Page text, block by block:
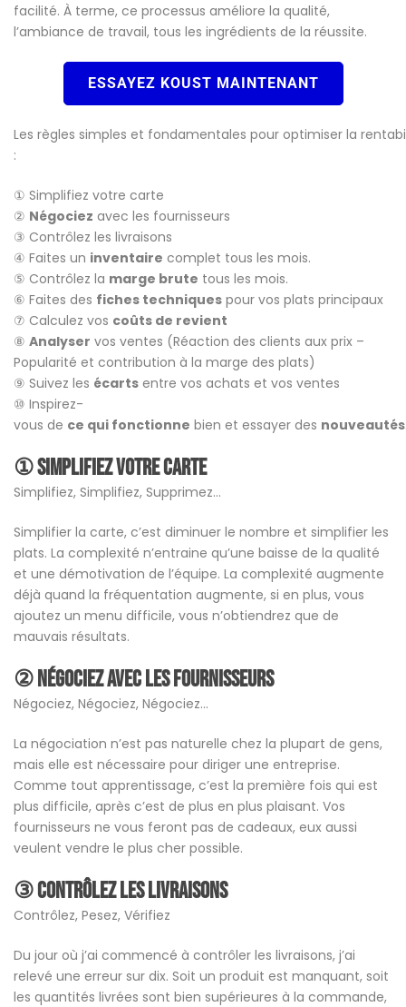
facilité. À terme, ce processus améliore la qualité,
l’ambiance de travail, tous les ingrédients de la réussite.
ESSAYEZ KOUST MAINTENANT
Les règles simples et fondamentales pour optimiser la
:
① Simplifiez votre carte
② Négociez avec les fournisseurs
③ Contrôlez les livraisons
④ Faites un inventaire complet tous les mois.
⑤ Contrôlez la marge brute tous les mois.
⑥ Faites des fiches techniques pour vos plats principaux
⑦ Calculez vos coûts de revient
⑧ Analyser vos ventes (Réaction des clients aux prix –
Popularité et contribution à la marge des plats)
⑨ Suivez les écarts entre vos achats et vos ventes
⑩ Inspirez-
vous de ce qui fonctionne bien et essayer des nouveautés
① Simplifiez votre carte
Simplifiez, Simplifiez, Supprimez…
Simplifier la carte, c’est diminuer le nombre et simplifier les
plats. La complexité n’entraine qu’une baisse de la qualité
et une démotivation de l’équipe. La complexité augmente
déjà quand la fréquentation augmente, si en plus, vous
ajoutez un menu difficile, vous n’obtiendrez que de
mauvais résultats.
②Négociezavec les fournisseurs
Négociez, Négociez, Négociez…
La négociation n’est pas naturelle chez la plupart de gens,
mais elle est nécessaire pour diriger une entreprise.
Comme tout apprentissage, c’est la première fois qui est
plus difficile, après c’est de plus en plus plaisant. Vos
fournisseurs ne vous feront pas de cadeaux, eux aussi
veulent vendre le plus cher possible.
③ Contrôlez les livraisons
Contrôlez, Pesez, Vérifiez
Du jour où j’ai commencé à contrôler les livraisons, j’ai
relevé une erreur sur dix. Soit un produit est manquant, soit
les quantités livrées sont bien supérieures à la commande,